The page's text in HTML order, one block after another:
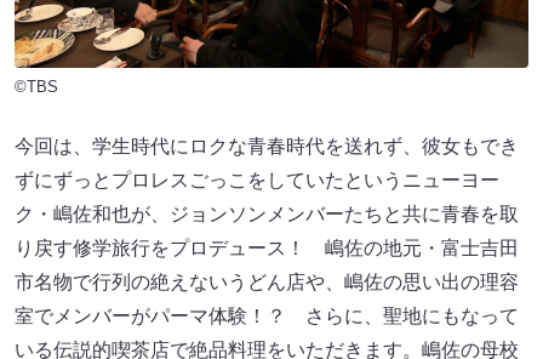
©TBS
今回は、学生時代にロクな青春時代を送れず、彼女もでき
ずにずっとプロレスごっこをしていたというニューヨー
ク・嶋佐和也が、ジョンソンメンバーたちと共に青春を取
り戻す修学旅行をプロデュース！ 嶋佐の地元・富士吉田
市名物で行列の絶えないうどん店や、嶋佐の思い出の理容
室でメンバーがパーマ体験！？ さらに、聖地にもなって
いる伝説的喫茶店で絶品料理をいただきます。嶋佐の母校